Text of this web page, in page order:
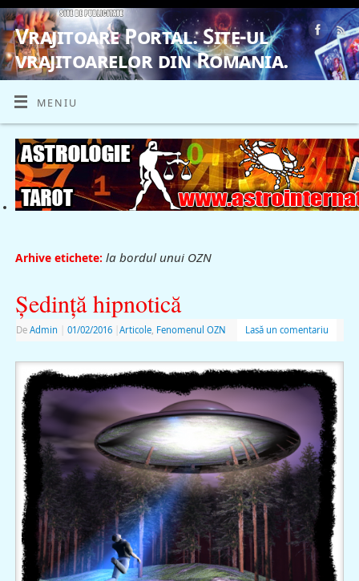
Vrajitoare Portal. Site-ul
vrajitoarelor din Romania.
VRAJITOARE, VRAJITOARELE, VRAJITOARE
MENIU
Arhive etichete: la bordul unui OZN
Şedinţă hipnotică
De Admin 01/02/2016 Articole, Fenomenul OZN Lasă un comentariu